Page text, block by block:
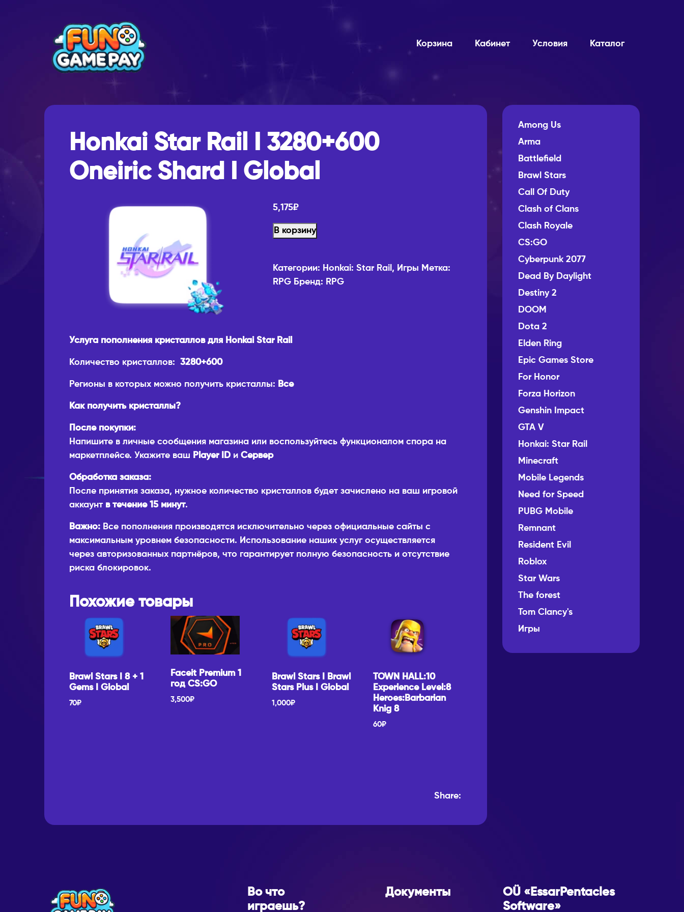
Корзина Кабинет Условия Каталог
Honkai Star Rail I 3280+600
Oneiric Shard I Global
5,175₽
В корзину
Категории: Honkai: Star Rail , Игры Метка:
RPG Бренд: RPG
Услуга пополнения кристаллов для Honkai Star Rail
Количество кристаллов: 3280+600
Регионы в которых можно получить кристаллы: Все
Как получить кристаллы?
После покупки:
Напишите в личные сообщения магазина или воспользуйтесь функционалом спора на
маркетплейсе. Укажите ваш Player ID и Сервер
Обработка заказа:
После принятия заказа, нужное количество кристаллов будет зачислено на ваш игровой
аккаунт в течение 15 минут.
Важно: Все пополнения производятся исключительно через официальные сайты с
максимальным уровнем безопасности. Использование наших услуг осуществляется
через авторизованных партнёров, что гарантирует полную безопасность и отсутствие
риска блокировок.
Похожие товары
Brawl Stars I 8 + 1
Gems I Global
70₽
Faceit Premium 1
год CS:GO
3,500₽
Brawl Stars I Brawl
Stars Plus I Global
1,000₽
TOWN HALL:10
Experience Level:8
Heroes:Barbarian
Knig 8
60₽
Share:
Among Us
Arma
Battlefield
Brawl Stars
Call Of Duty
Clash of Clans
Clash Royale
CS:GO
Cyberpunk 2077
Dead By Daylight
Destiny 2
DOOM
Dota 2
Elden Ring
Epic Games Store
For Honor
Forza Horizon
Genshin Impact
GTA V
Honkai: Star Rail
Minecraft
Mobile Legends
Need for Speed
PUBG Mobile
Remnant
Resident Evil
Roblox
Star Wars
The forest
Tom Clancy's
Игры
Во что
играешь?
Документы
OÜ «EssarPentacles
Software»